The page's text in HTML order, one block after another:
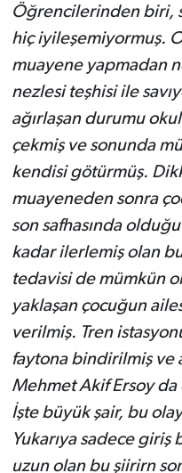
Öğrencilerinden biri,
hiç iyileşemiyormuş.
muayene yapmadan
nezlesi teşhisi ile
ağırlaşan durumu
çekmiş ve sonunda
kendisi götürmüş.
muayeneden sonra
son safhasında
kadar ilerlemiş olan
tedavisi de mümkün
yaklaşan çocuğun
verilmiş. Tren
faytona bindirilmiş ve
Mehmet Akif Ersoy
İşte büyük şair, bu
Yukarıya sadece giriş
uzun olan bu şiirirn